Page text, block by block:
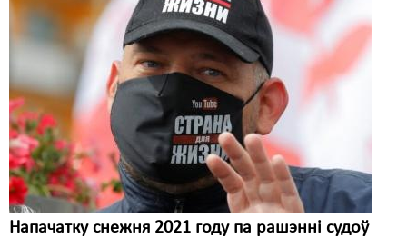
Напачатку снежня 2021 году па рашэнні судоў